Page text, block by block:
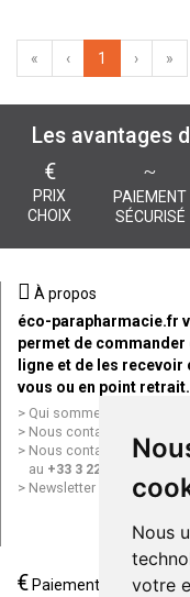
Nous
votre
« ‹ 1 › »
Les avantages
€
PRIX
CHOIX
PAIEMENT
SÉCURISÉ
À propos
éco-parapharmacie.fr
permet de commander
ligne et de les recevoir
vous ou en point retrait.
Qui sommes nous ?
Nous contacter par e-mail
Nous contacter par
au +33 3 22 71 64 10
Newsletter
€ Paiement